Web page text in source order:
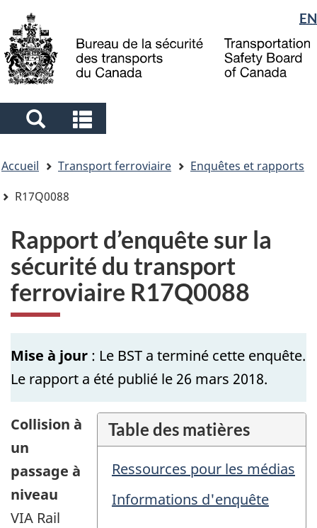
to
main
to
"About
government"
à
la
Sélection
de
la
langue
EN
Search
and
menus
and
menus
êtes
ici
Accueil Transport ferroviaire
Enquêtes et rapports
R17Q0088
Rapport d’enquête sur la
sécurité du transport
ferroviaire R17Q0088
Mise à jour : Le BST a terminé cette enquête.
Le rapport a été publié le 26 mars 2018.
Table des matières
Ressources pour les médias
Informations d'enquête
Collision à
un
passage à
niveau
VIA Rail